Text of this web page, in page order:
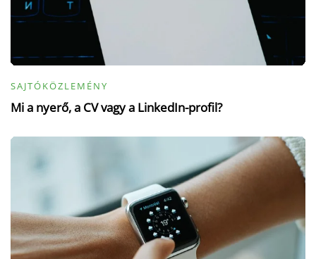
SAJTÓKÖZLEMÉNY
Mi a nyerő, a CV vagy a LinkedIn-profil?